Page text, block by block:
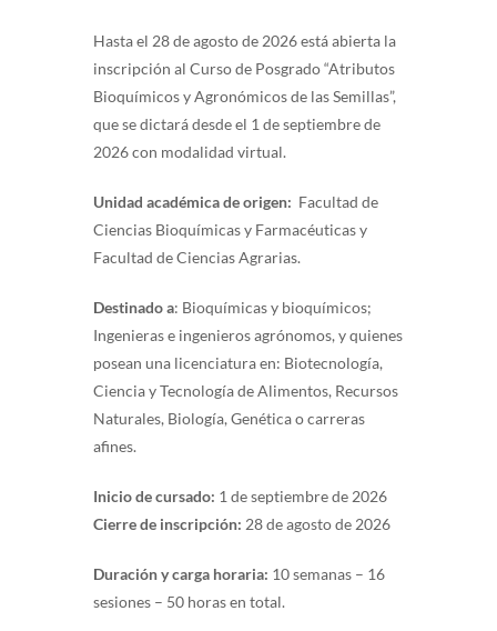
Hasta el 28 de agosto de 2026 está abierta la
inscripción al Curso de Posgrado “Atributos
Bioquímicos y Agronómicos de las Semillas”,
que se dictará desde el 1 de septiembre de
2026 con modalidad virtual.
Unidad académica de origen: Facultad de
Ciencias Bioquímicas y Farmacéuticas y
Facultad de Ciencias Agrarias.
Destinado a: Bioquímicas y bioquímicos;
Ingenieras e ingenieros agrónomos, y quienes
posean una licenciatura en: Biotecnología,
Ciencia y Tecnología de Alimentos, Recursos
Naturales, Biología, Genética o carreras
afines.
Inicio de cursado: 1 de septiembre de 2026
Cierre de inscripción: 28 de agosto de 2026
Duración y carga horaria: 10 semanas – 16
sesiones – 50 horas en total.